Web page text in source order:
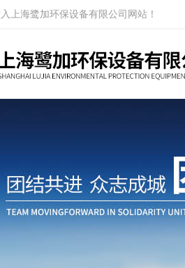
上海鹭加环保设备有限公司网站！